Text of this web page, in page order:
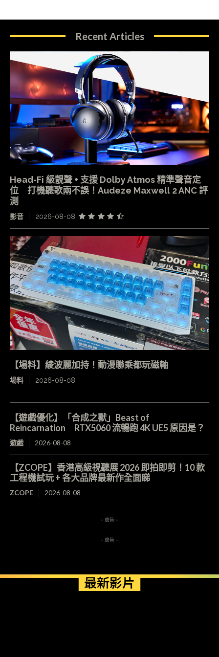
Recent Articles
Head-Fi 級靚聲 + 支援 Dolby Atmos 精準聲音定
位 打機聽歌兩不誤！Audeze Maxwell 2 ANC 評
測
影音 2026-08-08
【場料】綾波麗加持！動漫聯乘都玩磁軸
場料 2026-08-08
【遊戲優化】「合成之獸」Beast of
Reincarnation RTX5060 流暢跑 4K UE5 原因是？
遊戲 2026-08-08
【ZCOPE】香港高級視聽展 2026 即拍即剪！10 款
工程機試玩 + 各大品牌最新作全面睇
ZCOPE 2026-08-08
- 廣告 -
- 廣告 -
最新影片